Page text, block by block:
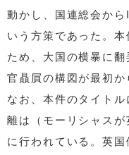
動かし、国連総会か
いう方策であった。
ため、大国の横暴に
官贔屓の構図が最初か
なお、本件のタイト
離は（モーリシャス
に行われている。英国